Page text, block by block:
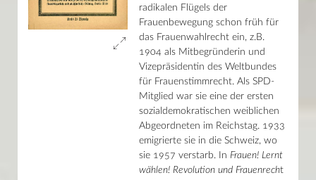
Wissen in Bildern
Joseph von Laßberg
Alte Bücher – neue Inspirationen
Niedlich Nützlich Unheilvoll
Max Reger und sein Interpret Karl Straube
Mit der Schwarzwaldbahn an den Bodensee
Seher Wunder Wissenschaft
Fort damit? Johannes Reuchlin und die jüdische Kultur
Die Welt der Nibelungen
250 Jahre ÖFFENTLICH
Egon Eiermann DIGITAL
Fakten oder Fantasie? Karten erzählen Geschichten!
radikalen Flügels der
Frauenbewegung schon früh für
das Frauenwahlrecht ein, z.B.
1904 als Mitbegründerin und
Vizepräsidentin des Weltbundes
für Frauenstimmrecht. Als SPD-
Mitglied war sie eine der ersten
sozialdemokratischen weiblichen
Abgeordneten im Reichstag. 1933
emigrierte sie in die Schweiz, wo
sie 1957 verstarb. In Frauen! Lernt
wählen! Revolution und Frauenrecht